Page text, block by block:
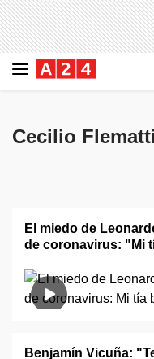
Cecilio Flematti
El miedo de
de coronavirus: "Mi
Benjamín Vicuña: